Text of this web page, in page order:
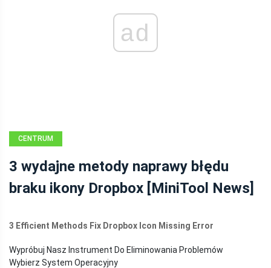
ad
CENTRUM
MINITOOL
3 wydajne metody naprawy błędu
braku ikony Dropbox [MiniTool News]
3 Efficient Methods Fix Dropbox Icon Missing Error
Wypróbuj Nasz Instrument Do Eliminowania Problemów
Wybierz System Operacyjny